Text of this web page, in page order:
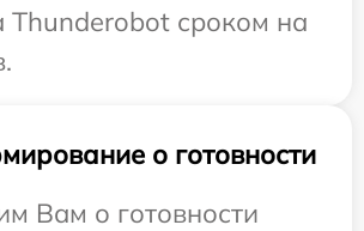
Thunderobot сроком на
о готовности
Вам о готовности